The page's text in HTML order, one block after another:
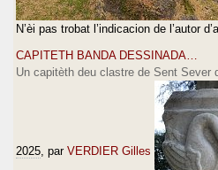
N’èi pas trobat l’indicacion de l’autor
CAPITETH BANDA DESSINADA…
Un capitèth deu clastre de Sent
2025 , par VERDIER Gilles